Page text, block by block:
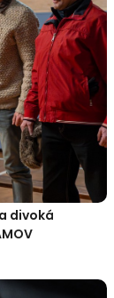
divoká